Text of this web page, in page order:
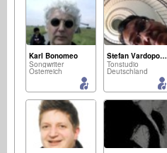
Karl Bonomeo
Songwriter
Österreich
Stefan Vardopoulos
Tonstudio
Deutschland